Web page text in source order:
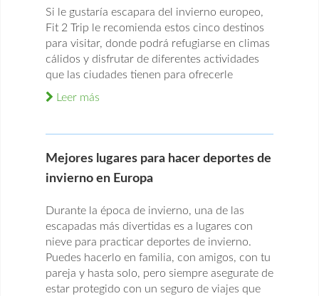
Si le gustaría escapara del invierno europeo,
Fit 2 Trip le recomienda estos cinco destinos
para visitar, donde podrá refugiarse en climas
cálidos y disfrutar de diferentes actividades
que las ciudades tienen para ofrecerle
Leer más
Mejores lugares para hacer deportes de
invierno en Europa
Durante la época de invierno, una de las
escapadas más divertidas es a lugares con
nieve para practicar deportes de invierno.
Puedes hacerlo en familia, con amigos, con tu
pareja y hasta solo, pero siempre asegurate de
estar protegido con un seguro de viajes que